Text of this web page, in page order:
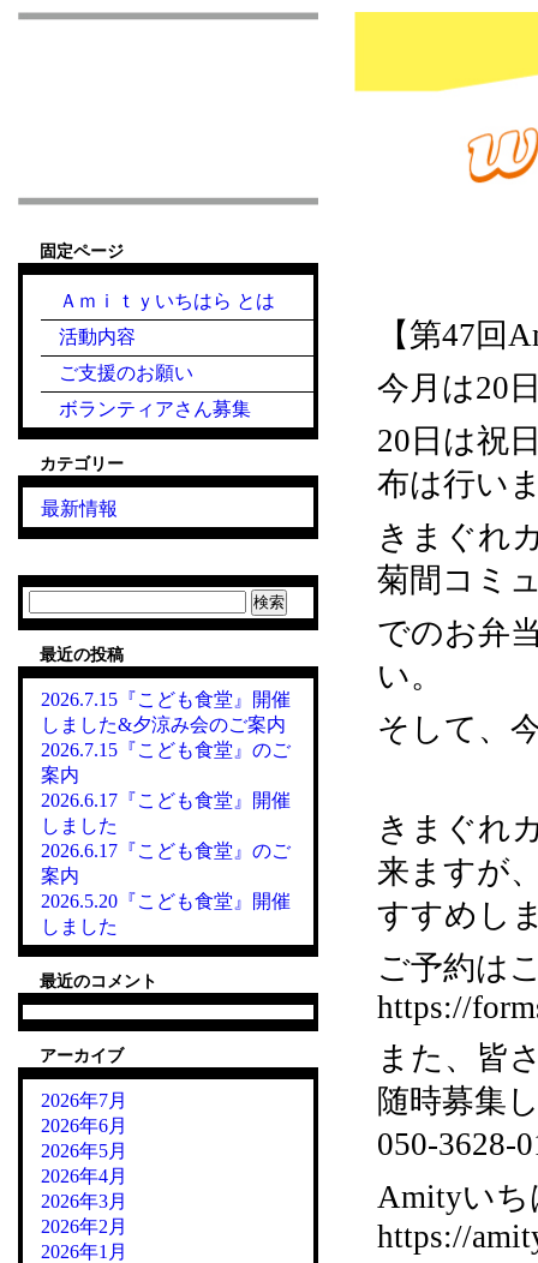
【第47回
今月は20
20日は祝
布は行い
きまぐれ
菊間コミ
でのお弁
い。
そして、
きまぐれ
来ますが
すすめし
ご予約は
https://
また、皆
随時募集
050-3628-
Amityいち
https://
固定ページ
Ａｍｉｔｙいちはら とは
活動内容
ご支援のお願い
ボランティアさん募集
カテゴリー
最新情報
索:
最近の投稿
2026.7.15『こども食堂』開催
しました&夕涼み会のご案内
2026.7.15『こども食堂』のご
案内
2026.6.17『こども食堂』開催
しました
2026.6.17『こども食堂』のご
案内
2026.5.20『こども食堂』開催
しました
最近のコメント
アーカイブ
2026年7月
2026年6月
2026年5月
2026年4月
2026年3月
2026年2月
2026年1月